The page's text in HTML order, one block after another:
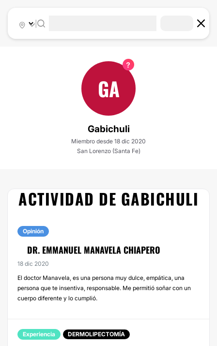
|
GA
Gabichuli
Miembro desde 18 dic 2020
San Lorenzo (Santa Fe)
ACTIVIDAD DE GABICHULI
Opinión
DR. EMMANUEL MANAVELA CHIAPERO
18 dic 2020
El doctor Manavela, es una persona muy dulce, empática, una
persona que te insentiva, responsable. Me permitió soñar con un
cuerpo diferente y lo cumplió.
Experiencia DERMOLIPECTOMÍA